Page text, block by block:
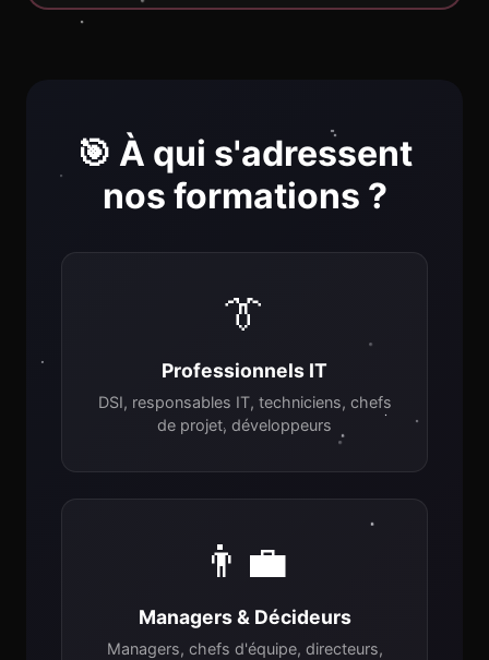
🎯 À qui s'adressent
nos formations ?
👔
Professionnels IT
DSI, responsables IT, techniciens, chefs
de projet, développeurs
👨‍💼
Managers & Décideurs
Managers, chefs d'équipe, directeurs,